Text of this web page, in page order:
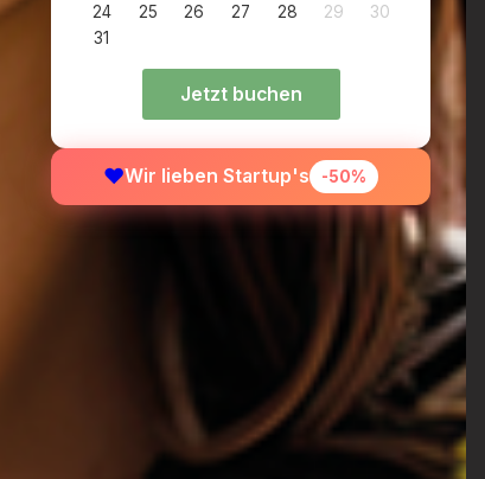
24
25 26 27 28 29
30
31
Jetzt buchen
❤️Wir lieben Startup's -50%